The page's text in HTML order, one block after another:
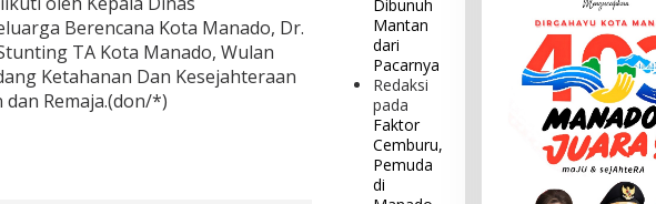
Berencana Kota Manado, Dr.
TA Kota Manado, Wulan
Ketahanan Dan Kesejahteraan
dan Remaja.(don/*)
Dibunuh
Mantan
dari
Pacarnya
Redaksi
pada
Faktor
Cemburu,
Pemuda
di